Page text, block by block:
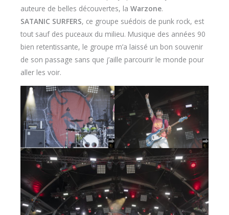
auteure de belles découvertes, la Warzone.
SATANIC SURFERS, ce groupe suédois de punk rock, est
tout sauf des puceaux du milieu. Musique des années 90
bien retentissante, le groupe m’a laissé un bon souvenir
de son passage sans que j’aille parcourir le monde pour
aller les voir.